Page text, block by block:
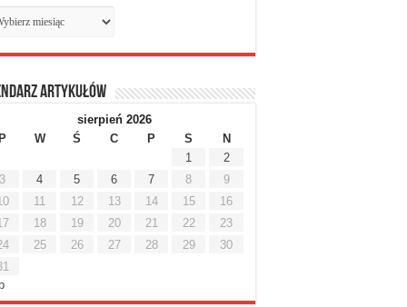
artykułów
sierpień 2026
P
W Ś C P S
N
1
2
3
4 5 6 7 8
9
11 12 13 14 15
16
18 19 20 21 22
23
25 26 27 28 29
30